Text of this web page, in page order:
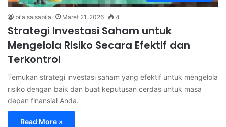
bila salsabila Maret 21, 2026 4
Strategi Investasi Saham untuk
Mengelola Risiko Secara Efektif dan
Terkontrol
Temukan strategi investasi saham yang efektif untuk mengelola
risiko dengan baik dan buat keputusan cerdas untuk masa
depan finansial Anda.
Read More »